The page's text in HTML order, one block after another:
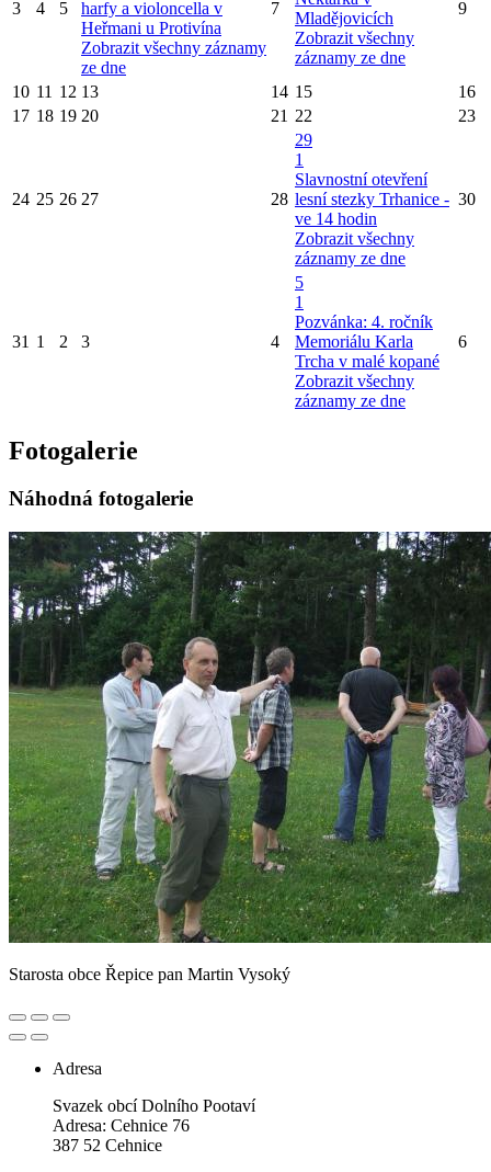
3 4 5
harfy a violoncella v
Heřmani u Protivína
Zobrazit všechny záznamy
ze dne
7
Mladějovicích
Zobrazit všechny
záznamy ze dne
9
10 11 12 13 14 15
16
17 18 19 20 21 22 23
24 25 26 27 28
29
1
Slavnostní otevření
lesní stezky Trhanice -
ve 14 hodin
Zobrazit všechny
záznamy ze dne
30
31 1 2 3 4
5
1
Pozvánka: 4. ročník
Memoriálu Karla
Trcha v malé kopané
Zobrazit všechny
záznamy ze dne
6
Fotogalerie
Náhodná fotogalerie
Starosta obce Řepice pan Martin Vysoký
Adresa
Svazek obcí Dolního Pootaví
Adresa: Cehnice 76
387 52 Cehnice